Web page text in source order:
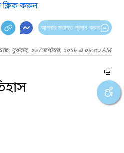
ক্লিক করুন
আপনার মতামত প্রদান করুন
বুধবার, ২৬ সেপ্টেম্বর, ২০১৮ এ ০৮:৫৩ AM